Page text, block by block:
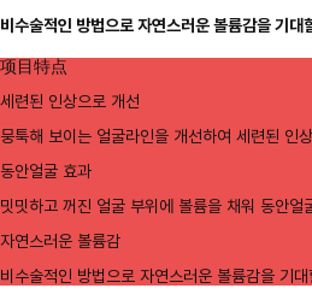
비수술적인 방법으로 자연스러운 볼륨감을 기대
项目特点
세련된 인상으로 개선
뭉툭해 보이는 얼굴라인을 개선하여 세련된 인
동안얼굴 효과
밋밋하고 꺼진 얼굴 부위에 볼륨을 채워 동안얼
자연스러운 볼륨감
비수술적인 방법으로 자연스러운 볼륨감을 기